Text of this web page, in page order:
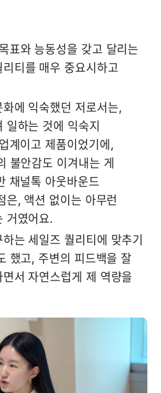
표와 능동성을 갖고 달리는
티를 매우 중요시하고
에 익숙했던 저로서는,
일하는 것에 익숙지
계이고 제품이었기에,
불안감도 이겨내는 게
채널톡 아웃바운드
은, 액션 없이는 아무런
거였어요.
는 세일즈 퀄리티에 맞추기
했고, 주변의 피드백을 잘
서 자연스럽게 제 역량을